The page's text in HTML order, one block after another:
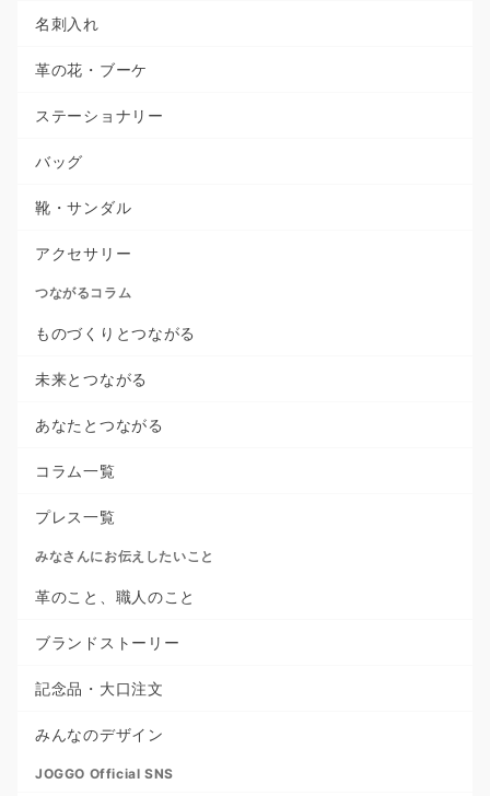
名刺入れ
革の花・ブーケ
ステーショナリー
バッグ
靴・サンダル
アクセサリー
つながるコラム
ものづくりとつながる
未来とつながる
あなたとつながる
コラム一覧
プレス一覧
みなさんにお伝えしたいこと
革のこと、職人のこと
ブランドストーリー
記念品・大口注文
みんなのデザイン
JOGGO Official SNS